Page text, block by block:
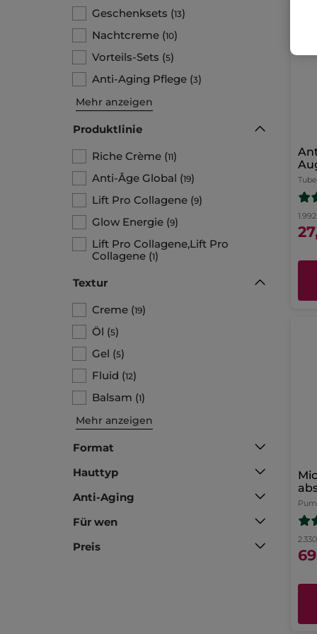
Geschenksets (13)
Nachtcreme (10)
Vorteils-Sets (5)
Anti-Aging Pflege (3)
Mehr anzeigen
Produktlinie
Riche Crème (11)
Anti-Âge Global (19)
Lift Pro Collagene (9)
Glow Energie (9)
Lift Pro Collagene,Lift Pro
Collagene (1)
Textur
Creme (19)
Öl (5)
Gel (5)
Fluid (12)
Balsam (1)
Mehr anzeigen
Format
Hauttyp
Anti-Aging
Für wen
Preis
Tube